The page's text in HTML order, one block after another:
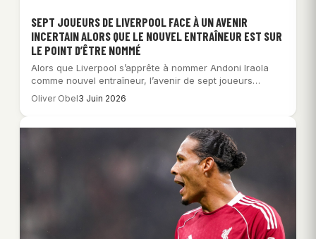
SEPT JOUEURS DE LIVERPOOL FACE À UN AVENIR
INCERTAIN ALORS QUE LE NOUVEL ENTRAÎNEUR EST SUR
LE POINT D’ÊTRE NOMMÉ
Alors que Liverpool s’apprête à nommer Andoni Iraola
comme nouvel entraîneur, l’avenir de sept joueurs…
Oliver Obel3 Juin 2026